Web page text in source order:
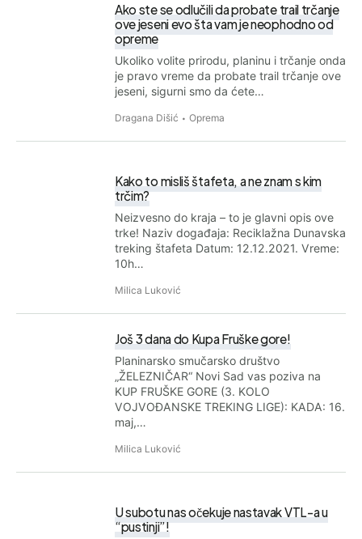
Ako ste se odlučili da probate trail trčanje
ove jeseni evo šta vam je neophodno od
opreme
Ukoliko volite prirodu, planinu i trčanje onda
je pravo vreme da probate trail trčanje ove
jeseni, sigurni smo da ćete…
Dragana Dišić Oprema
Kako to misliš štafeta, a ne znam s kim
trčim?
Neizvesno do kraja – to je glavni opis ove
trke! Naziv događaja: Reciklažna Dunavska
treking štafeta Datum: 12.12.2021. Vreme:
10h…
Milica Luković
Još 3 dana do Kupa Fruške gore!
Planinarsko smučarsko društvo
„ŽЕLЕZNIČАR“ Novi Sad vas poziva na
KUP FRUŠKЕ GОRЕ (3. KОLО
VОЈVОĐАNSKЕ TRЕKING LIGЕ): KADA: 16.
maj,…
Milica Luković
U subotu nas očekuje nastavak VTL-a u
“pustinji”!